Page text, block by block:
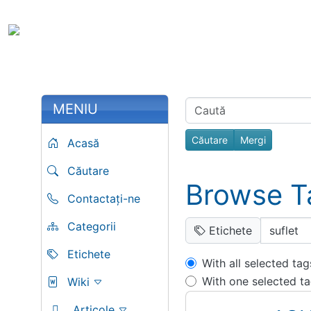
Related
Find
Browse
Etichete
With all selected
With one selected
More content and
MENIU
Acasă
Căutare
Contactați-ne
Categorii
Etichete
Wiki